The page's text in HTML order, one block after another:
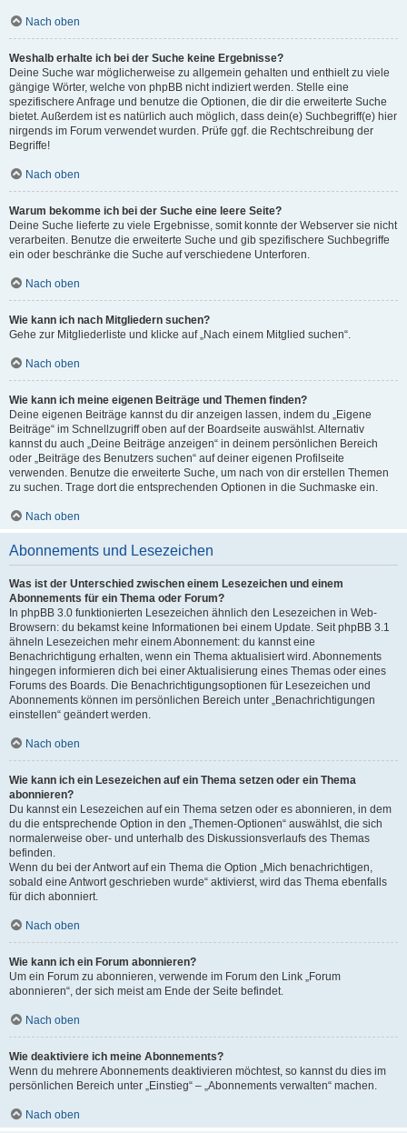
Nach oben
Weshalb erhalte ich bei der Suche keine Ergebnisse?
Deine Suche war möglicherweise zu allgemein gehalten und enthielt zu viele
gängige Wörter, welche von phpBB nicht indiziert werden. Stelle eine
spezifischere Anfrage und benutze die Optionen, die dir die erweiterte Suche
bietet. Außerdem ist es natürlich auch möglich, dass dein(e) Suchbegriff(e) hier
nirgends im Forum verwendet wurden. Prüfe ggf. die Rechtschreibung der
Begriffe!
Nach oben
Warum bekomme ich bei der Suche eine leere Seite?
Deine Suche lieferte zu viele Ergebnisse, somit konnte der Webserver sie nicht
verarbeiten. Benutze die erweiterte Suche und gib spezifischere Suchbegriffe
ein oder beschränke die Suche auf verschiedene Unterforen.
Nach oben
Wie kann ich nach Mitgliedern suchen?
Gehe zur Mitgliederliste und klicke auf „Nach einem Mitglied suchen“.
Nach oben
Wie kann ich meine eigenen Beiträge und Themen finden?
Deine eigenen Beiträge kannst du dir anzeigen lassen, indem du „Eigene
Beiträge“ im Schnellzugriff oben auf der Boardseite auswählst. Alternativ
kannst du auch „Deine Beiträge anzeigen“ in deinem persönlichen Bereich
oder „Beiträge des Benutzers suchen“ auf deiner eigenen Profilseite
verwenden. Benutze die erweiterte Suche, um nach von dir erstellen Themen
zu suchen. Trage dort die entsprechenden Optionen in die Suchmaske ein.
Nach oben
Abonnements und Lesezeichen
Was ist der Unterschied zwischen einem Lesezeichen und einem
Abonnements für ein Thema oder Forum?
In phpBB 3.0 funktionierten Lesezeichen ähnlich den Lesezeichen in Web-
Browsern: du bekamst keine Informationen bei einem Update. Seit phpBB 3.1
ähneln Lesezeichen mehr einem Abonnement: du kannst eine
Benachrichtigung erhalten, wenn ein Thema aktualisiert wird. Abonnements
hingegen informieren dich bei einer Aktualisierung eines Themas oder eines
Forums des Boards. Die Benachrichtigungsoptionen für Lesezeichen und
Abonnements können im persönlichen Bereich unter „Benachrichtigungen
einstellen“ geändert werden.
Nach oben
Wie kann ich ein Lesezeichen auf ein Thema setzen oder ein Thema
abonnieren?
Du kannst ein Lesezeichen auf ein Thema setzen oder es abonnieren, in dem
du die entsprechende Option in den „Themen-Optionen“ auswählst, die sich
normalerweise ober- und unterhalb des Diskussionsverlaufs des Themas
befinden.
Wenn du bei der Antwort auf ein Thema die Option „Mich benachrichtigen,
sobald eine Antwort geschrieben wurde“ aktivierst, wird das Thema ebenfalls
für dich abonniert.
Nach oben
Wie kann ich ein Forum abonnieren?
Um ein Forum zu abonnieren, verwende im Forum den Link „Forum
abonnieren“, der sich meist am Ende der Seite befindet.
Nach oben
Wie deaktiviere ich meine Abonnements?
Wenn du mehrere Abonnements deaktivieren möchtest, so kannst du dies im
persönlichen Bereich unter „Einstieg“ – „Abonnements verwalten“ machen.
Nach oben